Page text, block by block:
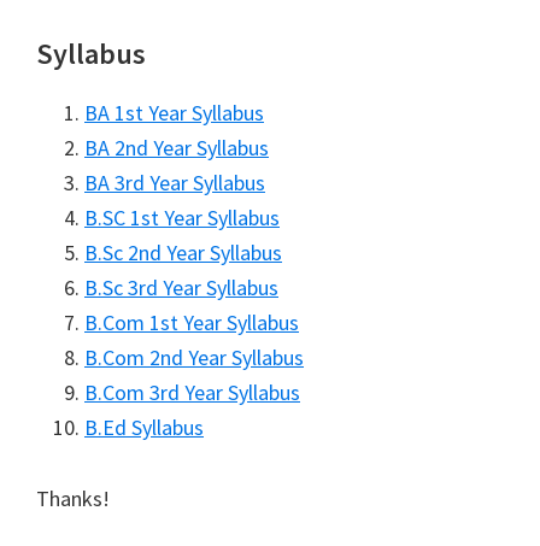
Syllabus
BA 1st Year Syllabus
BA 2nd Year Syllabus
BA 3rd Year Syllabus
B.SC 1st Year Syllabus
B.Sc 2nd Year Syllabus
B.Sc 3rd Year Syllabus
B.Com 1st Year Syllabus
B.Com 2nd Year Syllabus
B.Com 3rd Year Syllabus
B.Ed Syllabus
Thanks!